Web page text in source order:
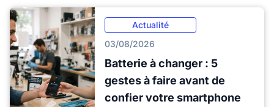
Actualité
03/08/2026
Batterie à changer : 5
gestes à faire avant de
confier votre smartphone